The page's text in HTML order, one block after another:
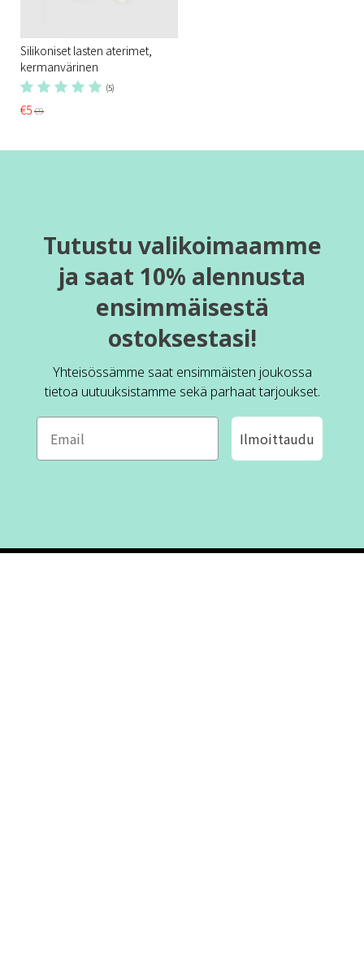
Silikoniset lasten aterimet,
kermanvärinen
(5)
€5€9
Tutustu valikoimaamme
ja saat 10% alennusta
ensimmäisestä
ostoksestasi!
Yhteisössämme saat ensimmäisten joukossa
tietoa uutuuksistamme sekä parhaat tarjoukset.
Ilmoittaudu